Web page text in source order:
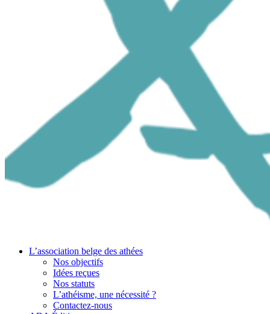
L’association belge des athées
Nos objectifs
Idées reçues
Nos statuts
L’athéisme, une nécessité ?
Contactez-nous